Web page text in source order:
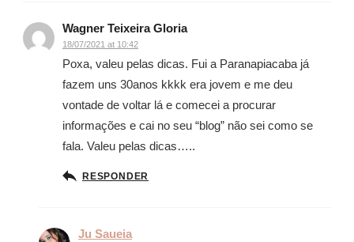
Wagner Teixeira Gloria
18/07/2021 at 10:42
Poxa, valeu pelas dicas. Fui a Paranapiacaba já
fazem uns 30anos kkkk era jovem e me deu
vontade de voltar lá e comecei a procurar
informações e cai no seu “blog” não sei como se
fala. Valeu pelas dicas…..
RESPONDER
Ju Saueia